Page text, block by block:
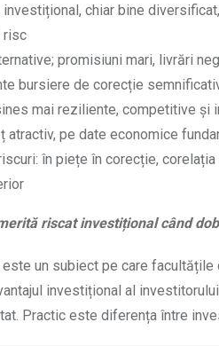
chiar bine
risc
promisiuni mari, livrări
bursiere de corecție
mai reziliente, competitive
atractiv, pe date economice
în piețe în corecție,
riscat investițional când
subiect pe care facultățile
investițional al
Practic este diferența între